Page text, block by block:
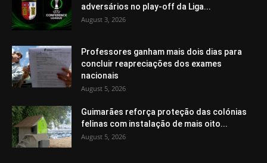
adversários no play-off da Liga...
August 3, 2026
Professores ganham mais dois dias para
concluir reapreciações dos exames
nacionais
August 5, 2026
Guimarães reforça proteção das colónias
felinas com instalação de mais oito...
August 5, 2026